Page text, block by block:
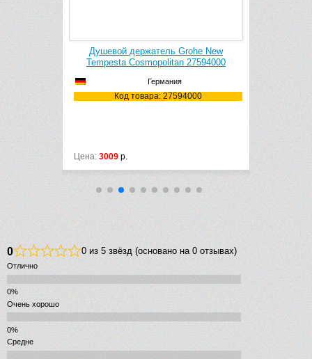
Душевой держатель Grohe New
Tempesta Cosmopolitan 27594000
Германия
Код товара: 27594000
Цена: 3009 р.
0 0 из 5 звёзд (основано на 0 отзывах)
Отлично
Очень хорошо
Средне